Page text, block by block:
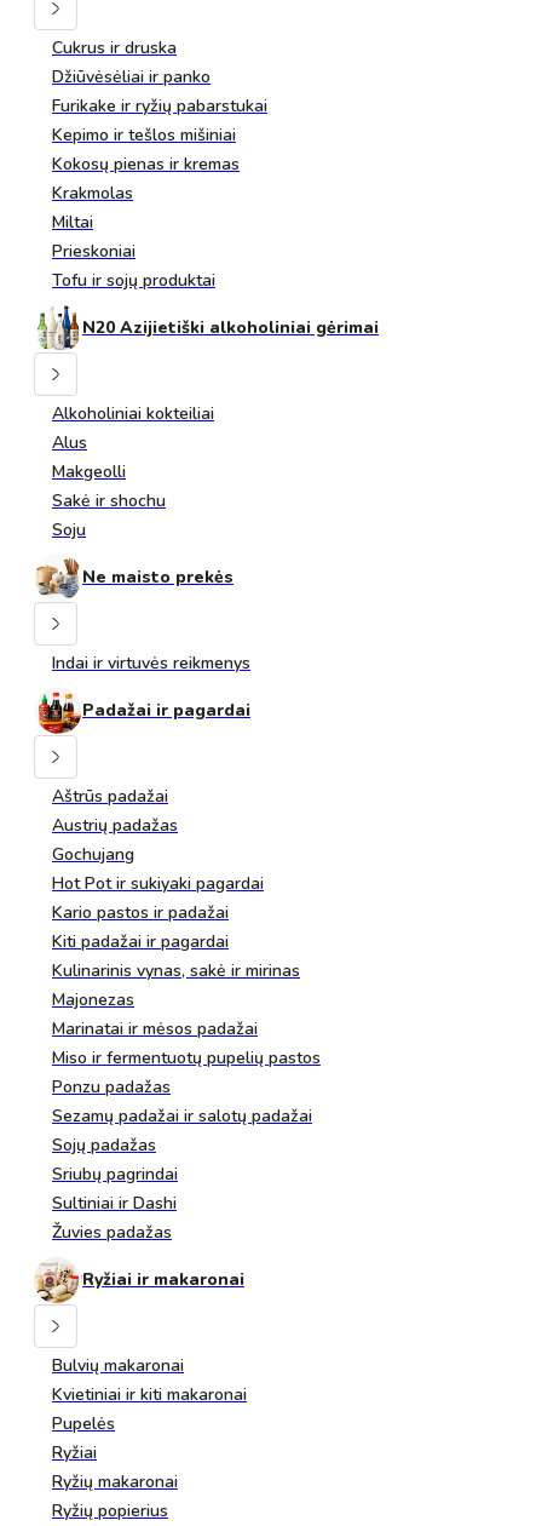
Cukrus ir druska
Džiūvėsėliai ir panko
Furikake ir ryžių pabarstukai
Kepimo ir tešlos mišiniai
Kokosų pienas ir kremas
Krakmolas
Miltai
Prieskoniai
Tofu ir sojų produktai
N20 Azijietiški alkoholiniai gėrimai
Alkoholiniai kokteiliai
Alus
Makgeolli
Sakė ir shochu
Soju
Ne maisto prekės
Indai ir virtuvės reikmenys
Padažai ir pagardai
Aštrūs padažai
Austrių padažas
Gochujang
Hot Pot ir sukiyaki pagardai
Kario pastos ir padažai
Kiti padažai ir pagardai
Kulinarinis vynas, sakė ir mirinas
Majonezas
Marinatai ir mėsos padažai
Miso ir fermentuotų pupelių pastos
Ponzu padažas
Sezamų padažai ir salotų padažai
Sojų padažas
Sriubų pagrindai
Sultiniai ir Dashi
Žuvies padažas
Ryžiai ir makaronai
Bulvių makaronai
Kvietiniai ir kiti makaronai
Pupelės
Ryžiai
Ryžių makaronai
Ryžių popierius